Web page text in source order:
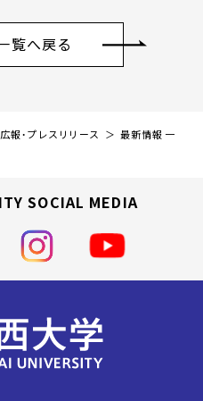
覧へ戻る
報・プレスリリース
最新情報 一
SOCIAL MEDIA